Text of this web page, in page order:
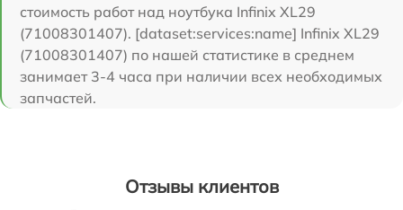
стоимость работ над ноутбука Infinix XL29
(71008301407). [dataset:services:name] Infinix XL29
(71008301407) по нашей статистике в среднем
занимает 3-4 часа при наличии всех необходимых
запчастей.
Отзывы клиентов